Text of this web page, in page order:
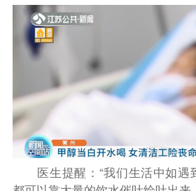
医生提醒：“我们生活中如遇